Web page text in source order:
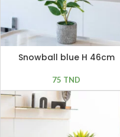
Snowball blue H 46cm
75 TND